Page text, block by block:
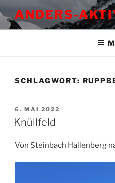
Inhalt
springen
ANDERS-
SCHLAGWORT:
VERÖFFENTLICHT
AM
6. MAI 2022
Knüllfeld
Von Steinbach Hallenberg